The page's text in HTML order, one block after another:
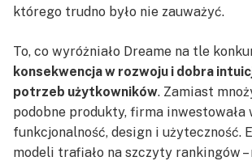
którego trudno było nie zauważyć.
To, co wyróżniało Dreame na tle
konsekwencja w rozwoju i dobra
potrzeb użytkowników. Zamiast
podobne produkty, firma inwestowała
funkcjonalność, design i użyteczność.
modeli trafiało na szczyty rankingów